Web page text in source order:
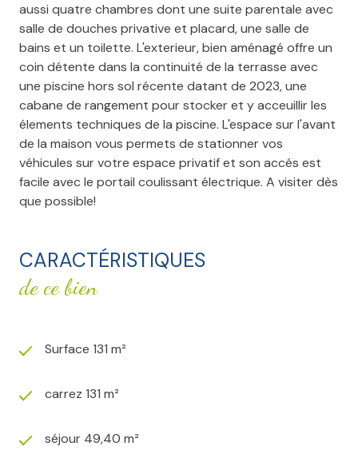
aussi quatre chambres dont une suite parentale avec
salle de douches privative et placard, une salle de
bains et un toilette. L'exterieur, bien aménagé offre un
coin détente dans la continuité de la terrasse avec
une piscine hors sol récente datant de 2023, une
cabane de rangement pour stocker et y acceuillir les
élements techniques de la piscine. L'espace sur l'avant
de la maison vous permets de stationner vos
véhicules sur votre espace privatif et son accés est
facile avec le portail coulissant électrique. A visiter dès
que possible!
CARACTÉRISTIQUES
de ce bien
Surface 131 m²
carrez 131 m²
séjour 49,40 m²